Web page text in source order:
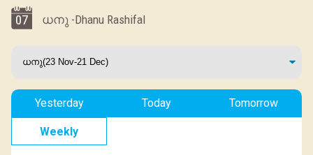
07 ധനു -Dhanu Rashifal
Yesterday Today Tomorrow
Weekly